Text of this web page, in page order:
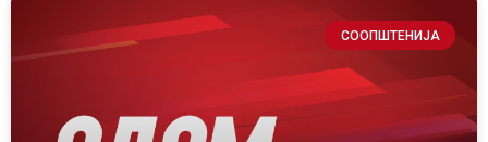
СООПШТЕНИЈА